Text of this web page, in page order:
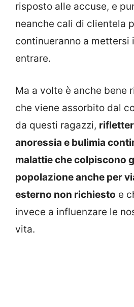
risposto alle accuse, e
neanche cali di clientela
continueranno a mettersi
entrare.
Ma a volte è anche bene
che viene assorbito dal
da questi ragazzi,
anoressia e bulimia
malattie che colpiscono
popolazione anche per
esterno non richiesto e
invece a influenzare le
vita.